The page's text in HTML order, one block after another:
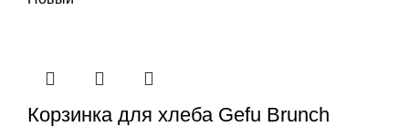
Корзинка для хлеба Gefu Brunch